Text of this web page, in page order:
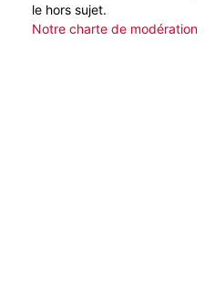
le hors sujet.
Notre charte de modération